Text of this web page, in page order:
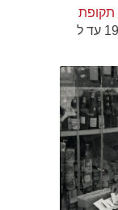
תקופת
בישראל, ארכה בין השנים 1949 עד ל